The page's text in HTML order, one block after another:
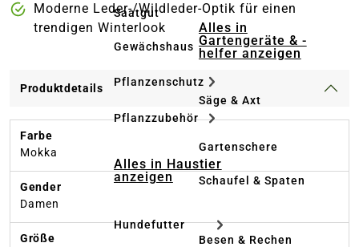
Saatgut
Gewächshaus
Pflanzenschutz
Pflanzzubehör
Alles in Haustier
anzeigen
Hundefutter
Alles in
Gartengeräte & -
helfer anzeigen
Säge & Axt
Gartenschere
Schaufel & Spaten
Besen & Rechen
Moderne Leder-/Wildleder-Optik für einen
trendigen Winterlook
Produktdetails
Farbe
Mokka
Gender
Damen
Größe